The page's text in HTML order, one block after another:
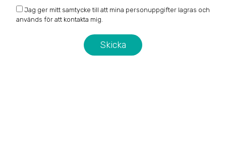
Jag ger mitt samtycke till att mina personuppgifter lagras och
används för att kontakta mig.